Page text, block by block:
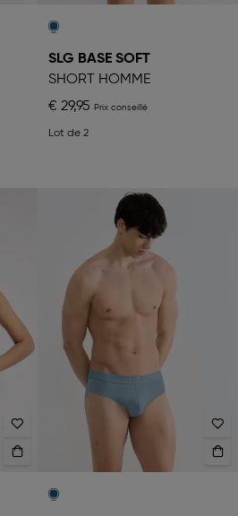
SLG BASE SOFT
SHORT HOMME
€ 29,95
Lot de 2